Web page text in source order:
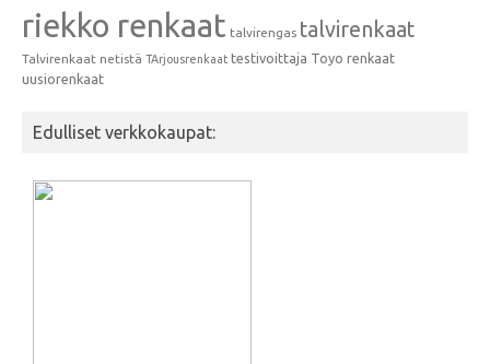
riekko renkaat talvirengas talvirenkaat
Talvirenkaat netistä TArjousrenkaat testivoittaja Toyo renkaat
uusiorenkaat
Edulliset verkkokaupat: